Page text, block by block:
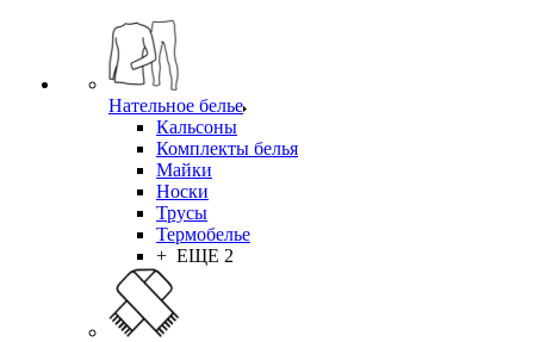
Нательное белье
Кальсоны
Комплекты белья
Майки
Носки
Трусы
Термобелье
+ ЕЩЕ 2